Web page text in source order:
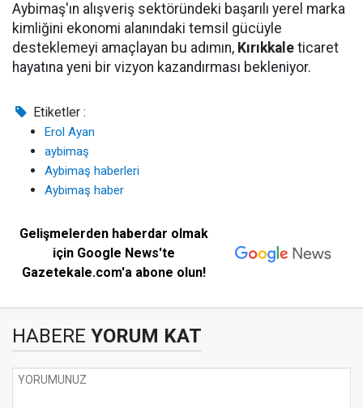
Aybimaş'ın alışveriş sektöründeki başarılı yerel marka
kimliğini ekonomi alanındaki temsil gücüyle
desteklemeyi amaçlayan bu adımın, Kırıkkale ticaret
hayatına yeni bir vizyon kazandırması bekleniyor.
Etiketler :
Erol Ayan
aybimaş
Aybimaş haberleri
Aybimaş haber
Gelişmelerden haberdar olmak
için Google News'te
Gazetekale.com'a abone olun!
HABERE YORUM KAT